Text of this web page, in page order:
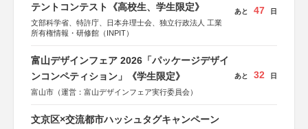
テントコンテスト《高校生、学生限定》
文部科学省、特許庁、日本弁理士会、独立行政法人 工業
所有権情報・研修館（INPIT）
あと 47 日
富山デザインフェア 2026「パッケージデザイ
ンコンペティション」《学生限定》
富山市（運営：富山デザインフェア実行委員会）
あと 32 日
文京区×交流都市ハッシュタグキャンペーン